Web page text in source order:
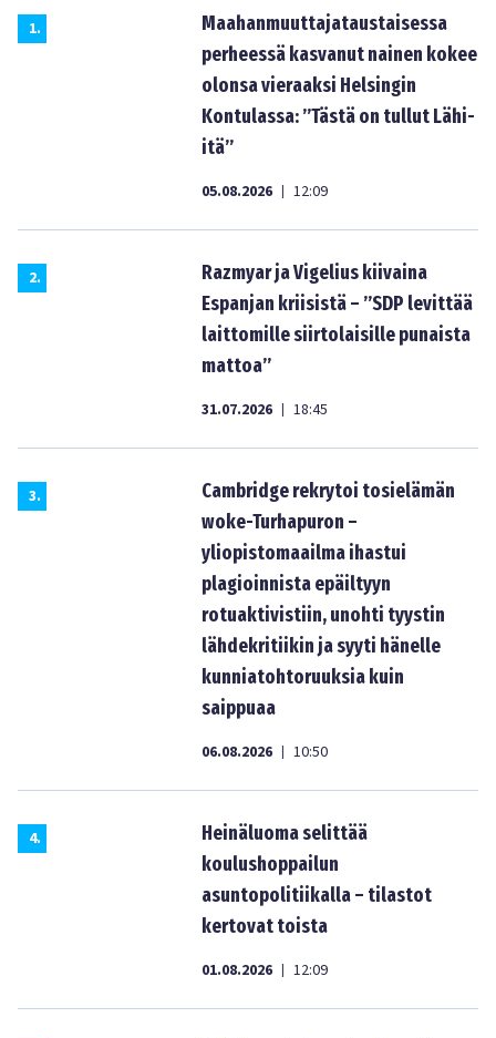
1.
Maahanmuuttajataustaisessa
perheessä kasvanut nainen kokee
olonsa vieraaksi Helsingin
Kontulassa: ”Tästä on tullut Lähi-
itä”
05.08.2026 | 12:09
2.
Razmyar ja Vigelius kiivaina
Espanjan kriisistä – ”SDP levittää
laittomille siirtolaisille punaista
mattoa”
31.07.2026 | 18:45
3.
Cambridge rekrytoi tosielämän
woke-Turhapuron –
yliopistomaailma ihastui
plagioinnista epäiltyyn
rotuaktivistiin, unohti tyystin
lähdekritiikin ja syyti hänelle
kunniatohtoruuksia kuin
saippuaa
06.08.2026 | 10:50
4.
Heinäluoma selittää
koulushoppailun
asuntopolitiikalla – tilastot
kertovat toista
01.08.2026 | 12:09